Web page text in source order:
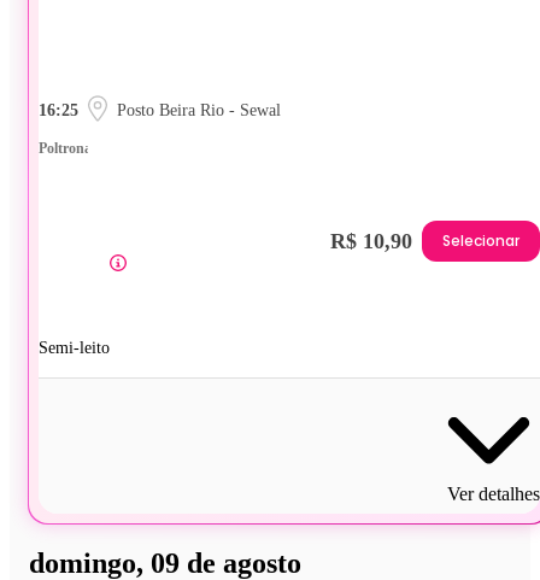
16:25 Posto Beira Rio - Sewal
Poltrona
Semi-leito
R$ 10,90 Selecionar
Ver detalhes
domingo, 09 de agosto